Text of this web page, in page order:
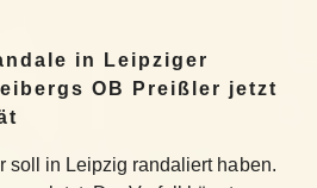
in Leipziger
OB Preißler jetzt
soll in Leipzig randaliert haben.